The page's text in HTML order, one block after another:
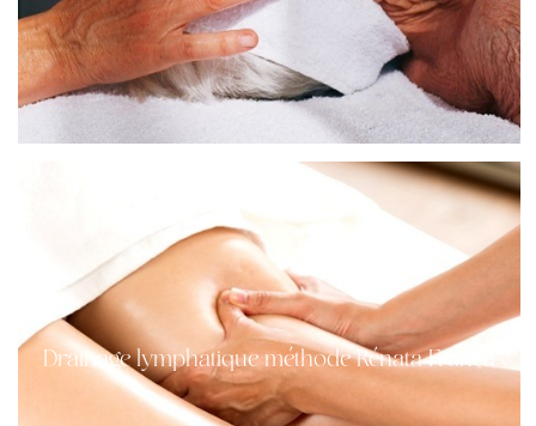
Drainage lymphatique méthode Rénata França